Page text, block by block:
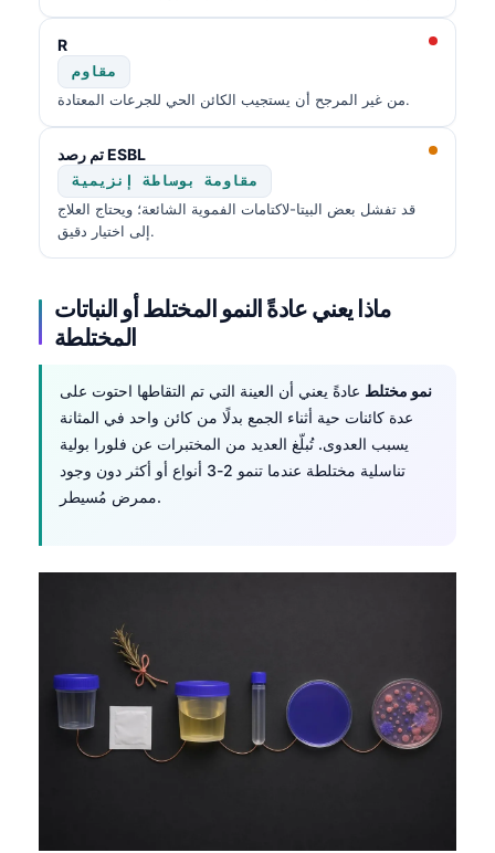
R
مقاوم
من غير المرجح أن يستجيب الكائن الحي للجرعات المعتادة.
تم رصد ESBL
مقاومة بوساطة إنزيمية
قد تفشل بعض البيتا-لاكتامات الفموية الشائعة؛ ويحتاج العلاج
إلى اختيار دقيق.
ماذا يعني عادةً النمو المختلط أو النباتات
المختلطة
نمو مختلط عادةً يعني أن العينة التي تم التقاطها احتوت على
عدة كائنات حية أثناء الجمع بدلًا من كائن واحد في المثانة
يسبب العدوى. تُبلّغ العديد من المختبرات عن فلورا بولية
تناسلية مختلطة عندما تنمو 2-3 أنواع أو أكثر دون وجود
ممرض مُسيطر.